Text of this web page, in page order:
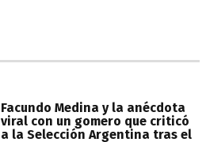
Facundo Medina y la anécdota
viral con un gomero que criticó
a la Selección Argentina tras el